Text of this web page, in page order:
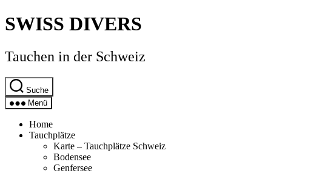
Direkt
zum
wechseln
SWISS DIVERS
Tauchen in der Schweiz
Suche
Menü
Home
Tauchplätze
Karte – Tauchplätze Schweiz
Bodensee
Genfersee